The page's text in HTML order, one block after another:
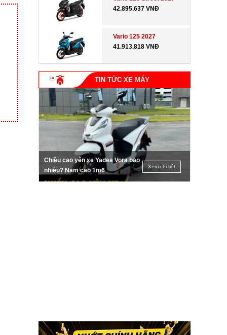
42.895.637 VNĐ
Vario 125 2027
41.913.818 VNĐ
TIN TỨC XE MÁY
Chiều cao yên xe Yadea Vora bao
nhiêu? Nam cao 1m6
Xem chi tiết